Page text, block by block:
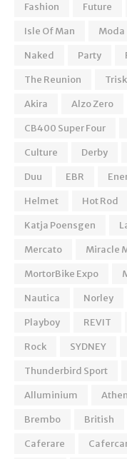
Fashion
Future
Isle Of Man
Moda
Naked
Party
The Reunion
Akira
Alzo Zero
CB400 Super Four
Culture
Derby
Duu
EBR
Helmet
Hot Rod
Katja Poensgen
Mercato
Miracle
MortorBike Expo
Nautica
Norley
Playboy
REVIT
Rock
SYDNEY
Thunderbird Sport
Alluminium
Brembo
British
Caferare